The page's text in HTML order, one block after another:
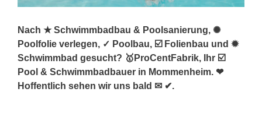
Nach ★ Schwimmbadbau & Poolsanierung, ✺
Poolfolie verlegen, ✓ Poolbau, ☑️ Folienbau und ✹
Schwimmbad gesucht? 🥇ProCentFabrik, Ihr ☑️
Pool & Schwimmbadbauer in Mommenheim. ❤
Hoffentlich sehen wir uns bald ✉ ✔.